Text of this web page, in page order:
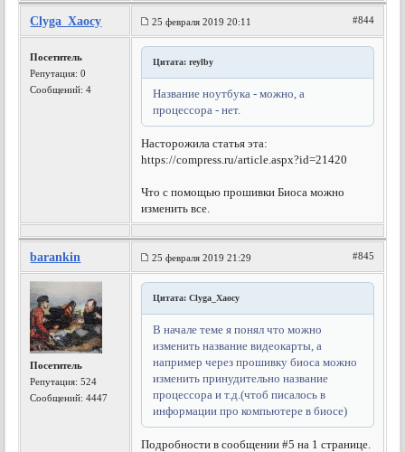
Clyga_Xaocy 25 февраля 2019 20:11 #844
Посетитель
Репутация:0
Сообщений: 4
Цитата: reylby
Название ноутбука - можно, а
процессора - нет.
Насторожила статья эта:
https://compress.ru/article.aspx?id=21420
Что с помощью прошивки Биоса можно
изменить все.
barankin 25 февраля 2019 21:29 #845
Посетитель
Репутация:524
Сообщений: 4447
Цитата: Clyga_Xaocy
В начале теме я понял что можно
изменить название видеокарты, а
например через прошивку биоса можно
изменить принудительно название
процессора и т.д.(чтоб писалось в
информации про компьютере в биосе)
Подробности в сообщении #5 на 1 странице.